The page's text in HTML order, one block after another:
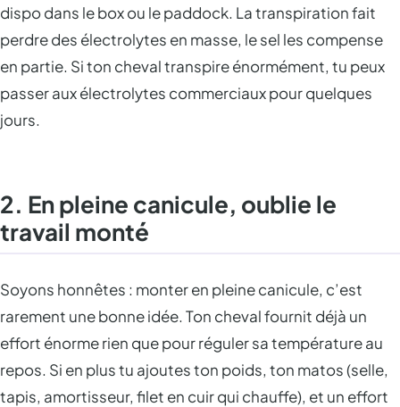
dispo dans le box ou le paddock. La transpiration fait
perdre des électrolytes en masse, le sel les compense
en partie. Si ton cheval transpire énormément, tu peux
passer aux électrolytes commerciaux pour quelques
jours.
2. En pleine canicule, oublie le
travail monté
Soyons honnêtes : monter en pleine canicule, c’est
rarement une bonne idée. Ton cheval fournit déjà un
effort énorme rien que pour réguler sa température au
repos. Si en plus tu ajoutes ton poids, ton matos (selle,
tapis, amortisseur, filet en cuir qui chauffe), et un effort